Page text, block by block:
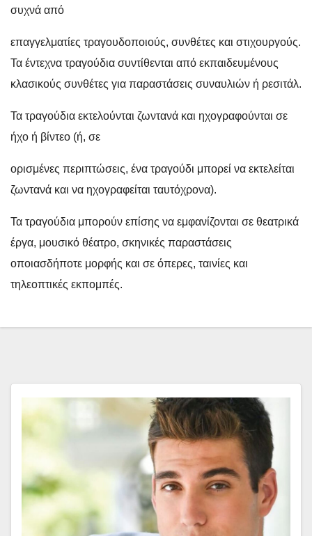
συχνά από
επαγγελματίες τραγουδοποιούς, συνθέτες και στιχουργούς.
Τα έντεχνα τραγούδια συντίθενται από εκπαιδευμένους
κλασικούς συνθέτες για παραστάσεις συναυλιών ή ρεσιτάλ.
Τα τραγούδια εκτελούνται ζωντανά και ηχογραφούνται σε
ήχο ή βίντεο (ή, σε
ορισμένες περιπτώσεις, ένα τραγούδι μπορεί να εκτελείται
ζωντανά και να ηχογραφείται ταυτόχρονα).
Τα τραγούδια μπορούν επίσης να εμφανίζονται σε θεατρικά
έργα, μουσικό θέατρο, σκηνικές παραστάσεις
οποιασδήποτε μορφής και σε όπερες, ταινίες και
τηλεοπτικές εκπομπές.